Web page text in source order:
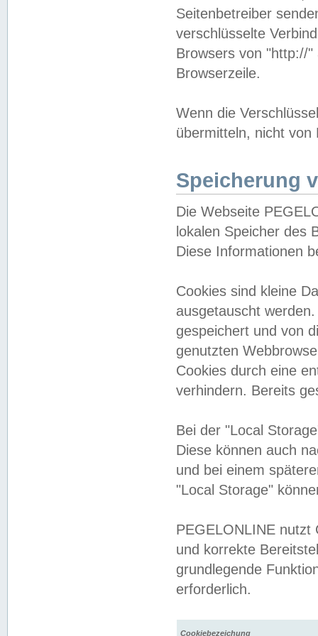
Seitenbetreiber
verschlüsselte
Browsers von "http://
Browserzeile.
Wenn die
übermitteln, nicht von
Speicherung
Die Webseite
lokalen Speicher des
Diese Informationen
Cookies sind kleine
ausgetauscht
gespeichert und von
genutzten
Cookies durch eine
verhindern. Bereits
Bei der "Local
Diese können auch
und bei einem
"Local Storage"
PEGELONLINE nutzt
und korrekte
grundlegende
erforderlich.
Cookiebezeichung